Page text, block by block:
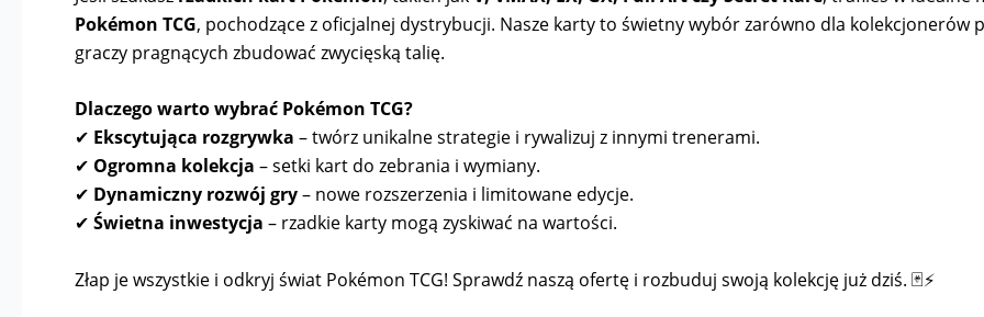
Pokémon TCG, pochodzące z oficjalnej dystrybucji. Nasze karty to świetny wybór zarówno dla kolekcjonerów
graczy pragnących zbudować zwycięską talię.
Dlaczego warto wybrać Pokémon TCG?
✔ Ekscytująca rozgrywka – twórz unikalne strategie i rywalizuj z innymi trenerami.
✔ Ogromna kolekcja – setki kart do zebrania i wymiany.
✔ Dynamiczny rozwój gry– nowe rozszerzenia i limitowane edycje.
✔ Świetna inwestycja – rzadkie karty mogą zyskiwać na wartości.
Złap je wszystkie i odkryj świat Pokémon TCG! Sprawdź naszą ofertę i rozbuduj swoją kolekcję już dziś. 🃏⚡